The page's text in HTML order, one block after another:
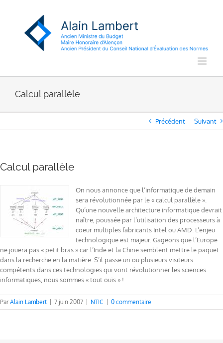
Calcul parallèle
Précédent Suivant
Calcul parallèle
On nous annonce que l’informatique de demain
sera révolutionnée par le « calcul parallèle ».
Qu’une nouvelle architecture informatique devrait
naître, poussée par l’utilisation des processeurs à
coeur multiples fabricants Intel ou AMD. L’enjeu
technologique est majeur. Gageons que l’Europe
ne jouera pas « petit bras » car l’Inde et la Chine semblent mettre le paquet
dans la recherche en la matière. S’il passe un ou plusieurs visiteurs
compétents dans ces technologies qui vont révolutionner les sciences
informatiques, nous sommes « tout ouïs » !
ParAlain Lambert 7 juin 2007 NTIC 0 commentaire